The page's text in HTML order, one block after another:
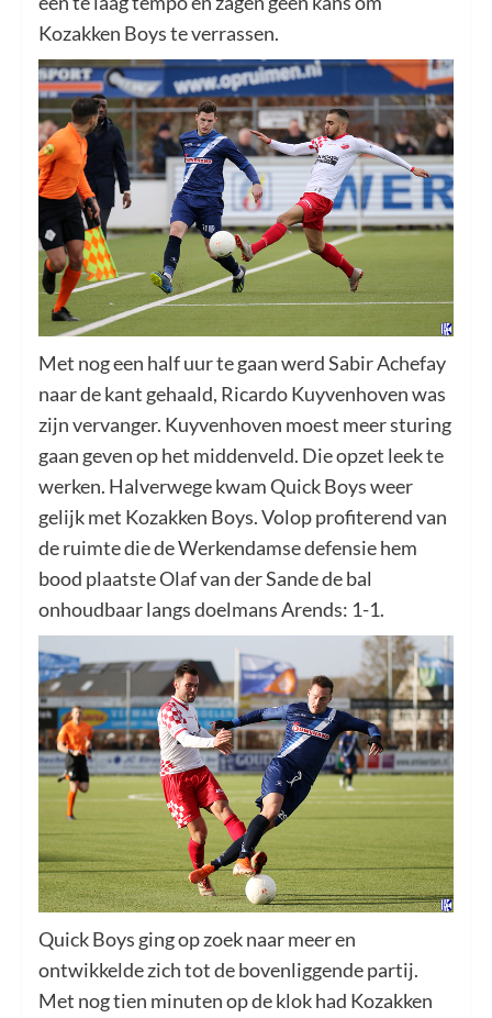
Kozakken Boys te verrassen.
Met nog een half uur te gaan werd Sabir Achefay
naar de kant gehaald, Ricardo Kuyvenhoven was
zijn vervanger. Kuyvenhoven moest meer sturing
gaan geven op het middenveld. Die opzet leek te
werken. Halverwege kwam Quick Boys weer
gelijk met Kozakken Boys. Volop profiterend van
de ruimte die de Werkendamse defensie hem
bood plaatste Olaf van der Sande de bal
onhoudbaar langs doelmans Arends: 1-1.
Quick Boys ging op zoek naar meer en
ontwikkelde zich tot de bovenliggende partij.
Met nog tien minuten op de klok had Kozakken